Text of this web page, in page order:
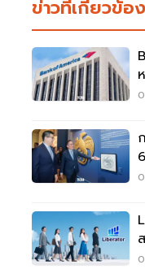
ข่าวที่เกี่ยวข้อง